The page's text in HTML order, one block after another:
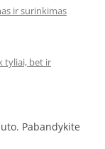
ir surinkimas
tyliai, bet ir
Pabandykite